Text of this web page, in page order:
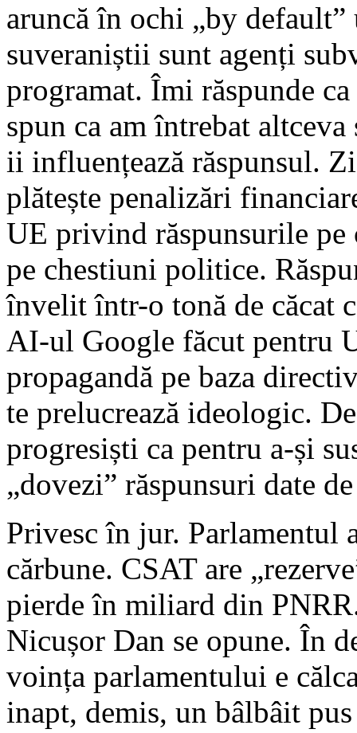
aruncă în ochi „by
suveraniștii sunt agenți
programat. Îmi răspunde
spun ca am întrebat
ii influențează răspunsul.
plătește penalizări
UE privind răspunsurile pe
pe chestiuni politice.
învelit într-o tonă de căcat
AI-ul Google făcut pentru
propagandă pe baza
te prelucrează ideologic.
progresiști ca pentru a-și
„dovezi” răspunsuri date
Privesc în jur. Parlamentul
cărbune. CSAT are
pierde în miliard din
Nicușor Dan se opune. În
voința parlamentului e
inapt, demis, un bâlbâit